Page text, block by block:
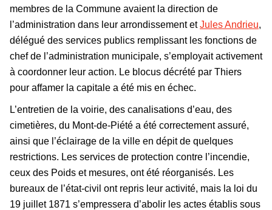
membres de la Commune avaient la direction de
l’administration dans leur arrondissement etJules Andrieu,
délégué des services publics remplissant les fonctions de
chef de l’administration municipale, s’employait activement
à coordonner leur action. Le blocus décrété par Thiers
pour affamer la capitale a été mis en échec.
L’entretien de la voirie, des canalisations d’eau, des
cimetières, du Mont-de-Piété a été correctement assuré,
ainsi que l’éclairage de la ville en dépit de quelques
restrictions. Les services de protection contre l’incendie,
ceux des Poids et mesures, ont été réorganisés. Les
bureaux de l’état-civil ont repris leur activité, mais la loi du
19 juillet 1871 s’empressera d’abolir les actes établis sous